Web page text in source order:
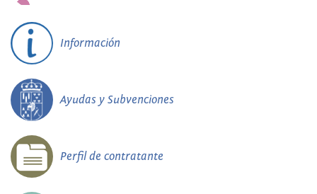
Información
Ayudas y Subvenciones
Perfil de contratante